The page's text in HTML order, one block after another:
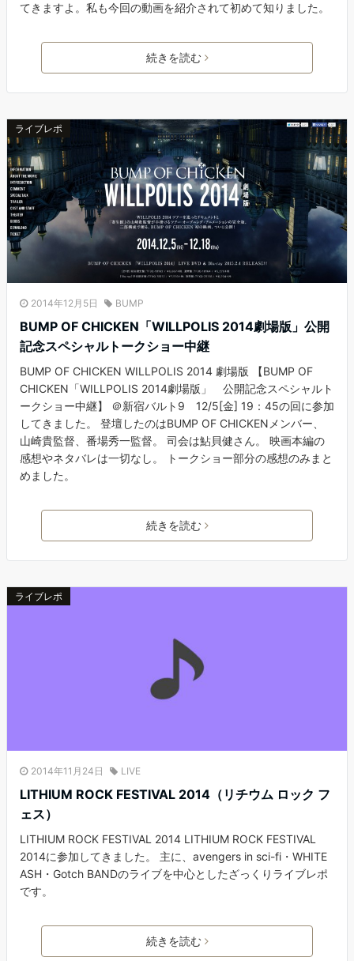
てきますよ。私も今回の動画を紹介されて初めて知りました。
続きを読む
ライブレポ
2014年12月5日 BUMP
BUMP OF CHICKEN「WILLPOLIS 2014劇場版」公開
記念スペシャルトークショー中継
BUMP OF CHICKEN WILLPOLIS 2014 劇場版 【BUMP OF
CHICKEN「WILLPOLIS 2014劇場版」 公開記念スペシャルト
ークショー中継】 ＠新宿バルト9 12/5[金] 19：45の回に参加
してきました。 登壇したのはBUMP OF CHICKENメンバー、
山崎貴監督、番場秀一監督。 司会は鮎貝健さん。 映画本編の
感想やネタバレは一切なし。 トークショー部分の感想のみまと
めました。
続きを読む
ライブレポ
2014年11月24日 LIVE
LITHIUM ROCK FESTIVAL 2014（リチウム ロック フ
ェス）
LITHIUM ROCK FESTIVAL 2014 LITHIUM ROCK FESTIVAL
2014に参加してきました。 主に、avengers in sci-fi・WHITE
ASH・Gotch BANDのライブを中心としたざっくりライブレポ
です。
続きを読む